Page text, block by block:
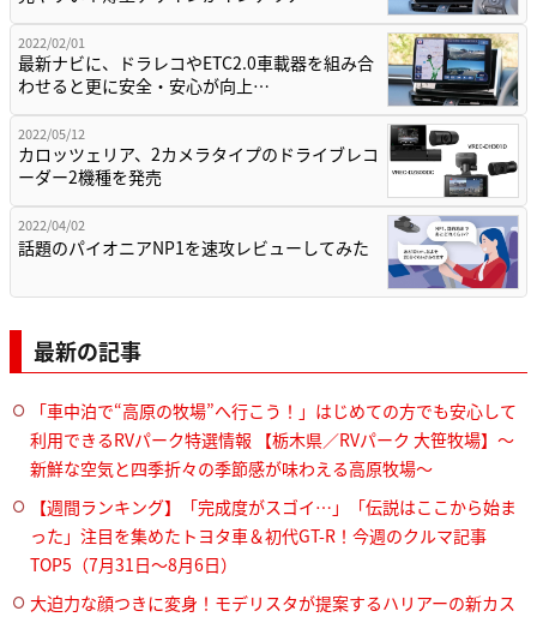
2022/02/01
最新ナビに、ドラレコやETC2.0車載器を組み合
わせると更に安全・安心が向上…
2022/05/12
カロッツェリア、2カメラタイプのドライブレコ
ーダー2機種を発売
2022/04/02
話題のパイオニアNP1を速攻レビューしてみた
最新の記事
「車中泊で“高原の牧場”へ行こう！」はじめての方でも安心して
利用できるRVパーク特選情報 【栃木県／RVパーク 大笹牧場】～
新鮮な空気と四季折々の季節感が味わえる高原牧場～
【週間ランキング】「完成度がスゴイ…」「伝説はここから始ま
った」注目を集めたトヨタ車＆初代GT-R！今週のクルマ記事
TOP5（7月31日〜8月6日）
大迫力な顔つきに変身！モデリスタが提案するハリアーの新カス